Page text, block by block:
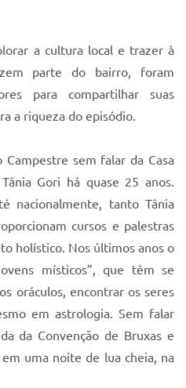
a cultura local e trazer à
parte do bairro, foram
para compartilhar suas
a riqueza do episódio.
sem falar da Casa
Gori há quase 25 anos.
nacionalmente, tanto Tânia
cursos e palestras
holístico. Nos últimos anos o
místicos”, que têm se
oráculos, encontrar os seres
em astrologia. Sem falar
da Convenção de Bruxas e
uma noite de lua cheia, na